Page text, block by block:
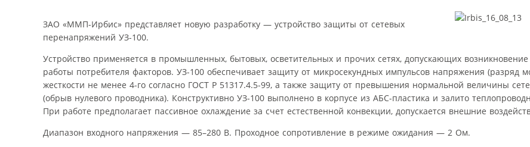
ЗАО «ММП-Ирбис» представляет новую разработку — устройство защиты от сетевых
перенапряжений УЗ-100.
Устройство применяется в промышленных, бытовых, осветительных и прочих сетях, допускающих
работы потребителя факторов. УЗ-100 обеспечивает защиту от микросекундных импульсов напряжения (разряд
жесткости не менее 4-го согласно ГОСТ Р 51317.4.5-99, а также защиту от превышения нормальной величины
(обрыв нулевого проводника). Конструктивно УЗ-100 выполнено в корпусе из АБС-пластика и залито
При работе предполагает пассивное охлаждение за счет естественной конвекции, допускается внешние
Диапазон входного напряжения — 85–280 В. Проходное сопротивление в режиме ожидания — 2 Ом.